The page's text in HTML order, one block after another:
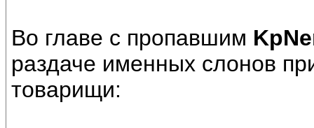
Во главе с пропавшим
раздаче именных слонов
товарищи: